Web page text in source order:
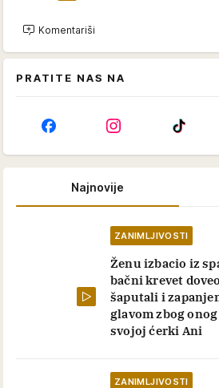
Komentariši
PRATITE NAS NA
Najnovije
ZANIMLJIVOSTI
Ženu izbacio iz
bačni krevet
šaputali i
glavom zbog
svojoj ćerki Ani
ZANIMLJIVOSTI